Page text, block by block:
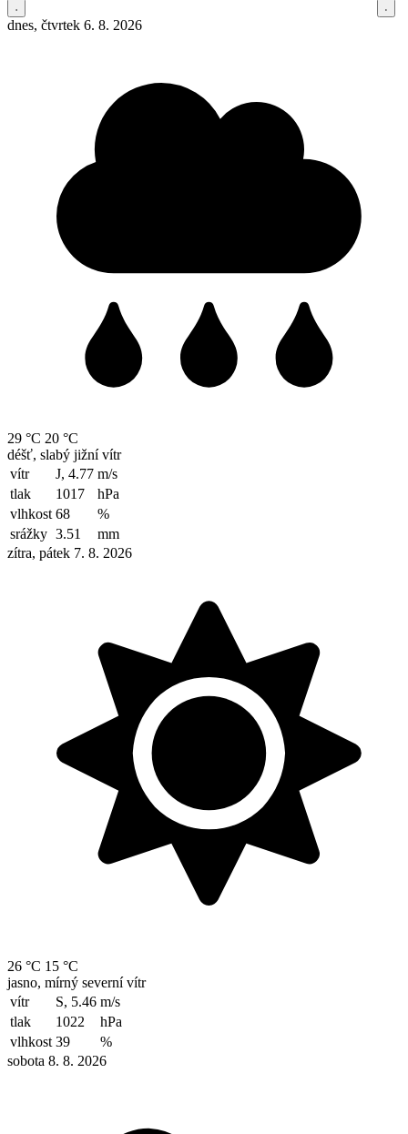
dnes, čtvrtek 6. 8. 2026
29 °C 20 °C
déšť, slabý jižní vítr
vítr
J, 4.77 m/s
tlak
1017
hPa
vlhkost 68
%
srážky 3.51
mm
zítra, pátek 7. 8. 2026
26 °C 15 °C
jasno, mírný severní vítr
vítr
S, 5.46 m/s
tlak
1022
hPa
vlhkost 39
%
sobota 8. 8. 2026